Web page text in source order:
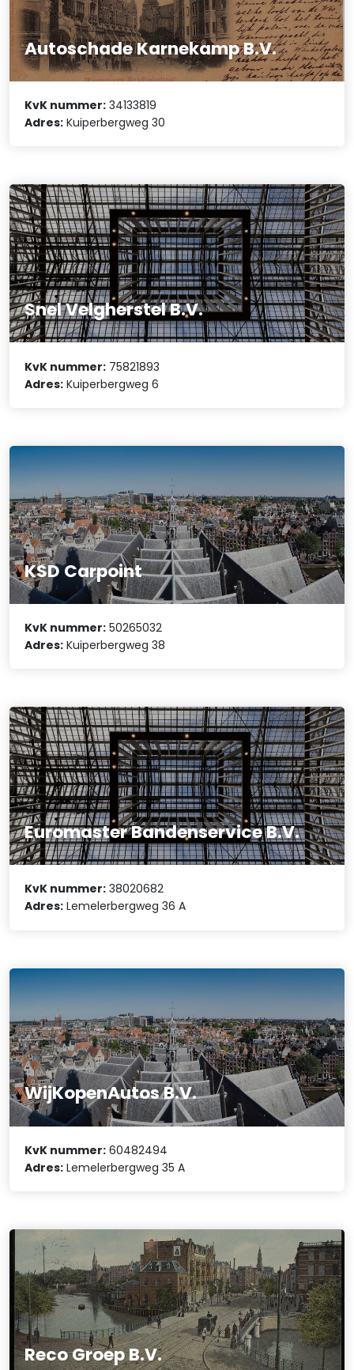
Autoschade Karnekamp B.V.
KvK nummer: 34133819
Adres: Kuiperbergweg 30
Snel Velgherstel B.V.
KvK nummer: 75821893
Adres: Kuiperbergweg 6
KSD Carpoint
KvK nummer: 50265032
Adres: Kuiperbergweg 38
Euromaster Bandenservice B.V.
KvK nummer: 38020682
Adres: Lemelerbergweg 36 A
WijKopenAutos B.V.
KvK nummer: 60482494
Adres: Lemelerbergweg 35 A
Reco Groep B.V.